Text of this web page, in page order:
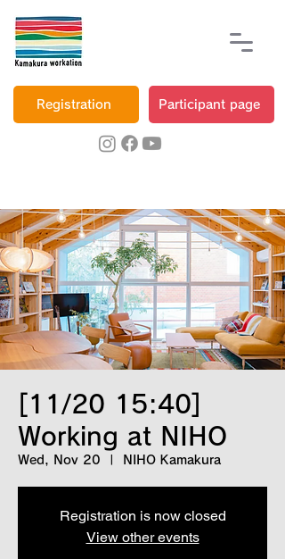
Registration Participant page
[11/20 15:40]
Working at NIHO
Wed, Nov 20 NIHO Kamakura
Registration is now closed
View other events